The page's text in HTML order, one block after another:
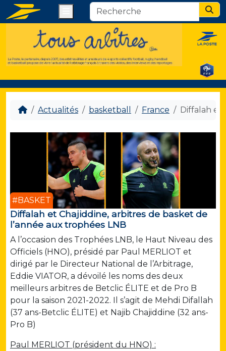
Actualités basketball France Diffalah et
#BASKET
Diffalah et Chajiddine, arbitres de basket de
l’année aux trophées LNB
A l’occasion des Trophées LNB, le Haut Niveau des
Officiels (HNO), présidé par Paul MERLIOT et
dirigé par le Directeur National de l’Arbitrage,
Eddie VIATOR, a dévoilé les noms des deux
meilleurs arbitres de Betclic ÉLITE et de Pro B
pour la saison 2021-2022. Il s’agit de Mehdi Difallah
(37 ans-Betclic ÉLITE) et Najib Chajiddine (32 ans-
Pro B)
Paul MERLIOT (président du HNO) :